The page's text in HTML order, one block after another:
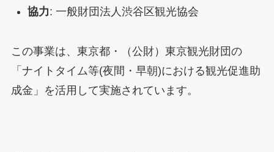
協力: 一般財団法人渋谷区観光協会
この事業は、東京都・（公財）東京観光財団の
「ナイトタイム等(夜間・早朝)における観光促進助
成金」を活用して実施されています。